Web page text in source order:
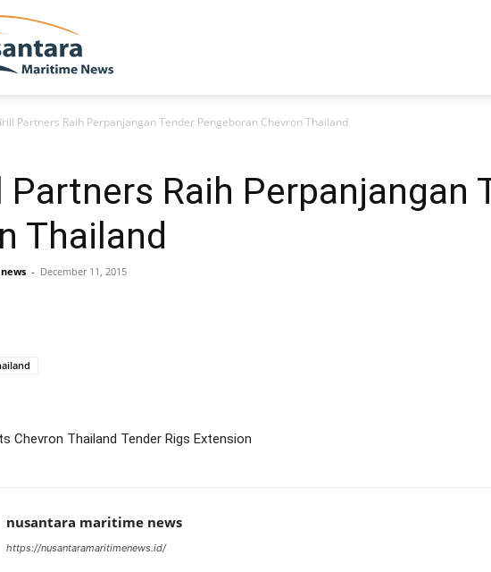
Partners Raih Perpanjangan Tender Pengeboran Chevron Thailand
Partners Raih Perpanjangan
Thailand
- December 11, 2015
Chevron Thailand Tender Rigs Extension
nusantara maritime news
https://nusantaramaritimenews.id/